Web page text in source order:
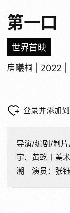
第一口
世界首映
房曦桐 | 2022 |
登录并添加
导演/编剧/制
宇、黄乾丨美
潮丨演员：张